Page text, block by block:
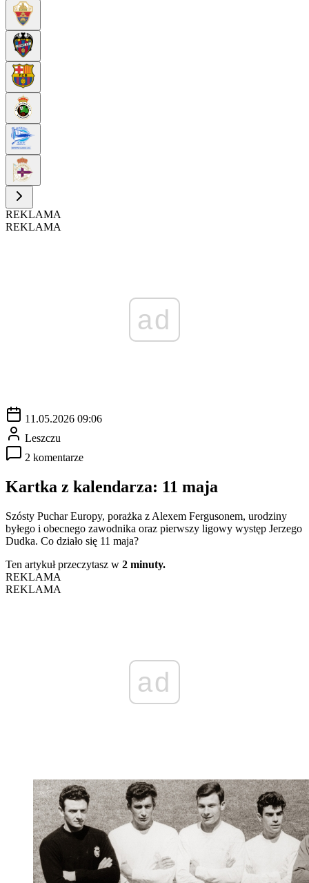
REKLAMA
REKLAMA
ad
11.05.2026 09:06
Leszczu
2 komentarze
Kartka z kalendarza: 11 maja
Szósty Puchar Europy, porażka z Alexem Fergusonem, urodziny
byłego i obecnego zawodnika oraz pierwszy ligowy występ Jerzego
Dudka. Co działo się 11 maja?
Ten artykuł przeczytasz w 2 minuty.
REKLAMA
REKLAMA
ad